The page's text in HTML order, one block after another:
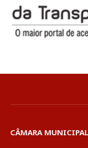
CÂMARA MUNICIPAL